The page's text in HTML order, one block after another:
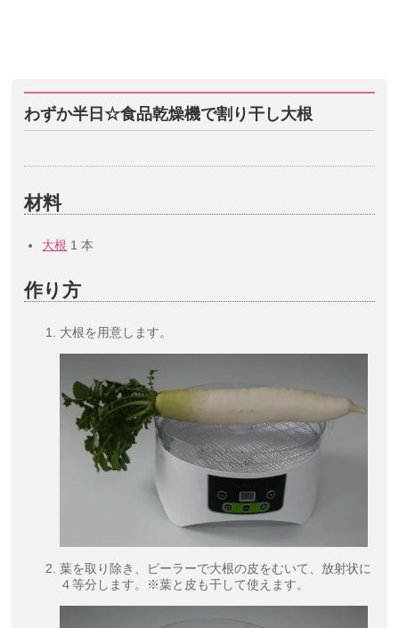
わずか半日☆食品乾燥機で割り干し大根
材料
大根 1 本
作り方
大根を用意します。
葉を取り除き、ピーラーで大根の皮をむいて、放射状に
４等分します。※葉と皮も干して使えます。